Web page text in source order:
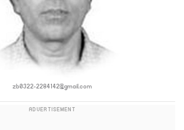
zb0322-2284142@gmail.com